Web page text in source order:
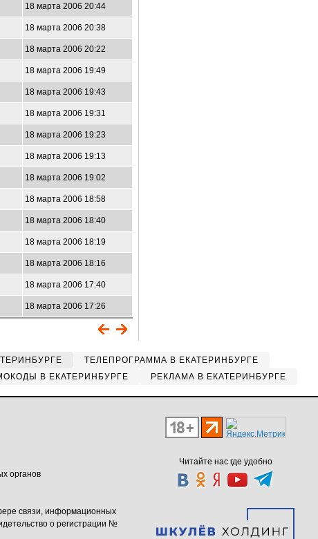
18 марта 2006 20:44
18 марта 2006 20:38
18 марта 2006 20:22
18 марта 2006 19:49
18 марта 2006 19:43
18 марта 2006 19:31
18 марта 2006 19:23
18 марта 2006 19:13
18 марта 2006 19:02
18 марта 2006 18:58
18 марта 2006 18:40
18 марта 2006 18:19
18 марта 2006 18:16
18 марта 2006 17:40
18 марта 2006 17:26
ТЕЛЕПРОГРАММА В ЕКАТЕРИНБУРГЕ
В ЕКАТЕРИНБУРГЕ РЕКЛАМА В ЕКАТЕРИНБУРГЕ
Читайте нас где удобно
органов
связи, информационных
о регистрации №